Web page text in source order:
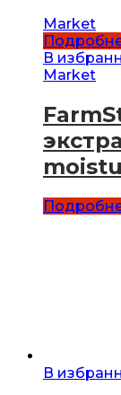
Market
В
Market
В